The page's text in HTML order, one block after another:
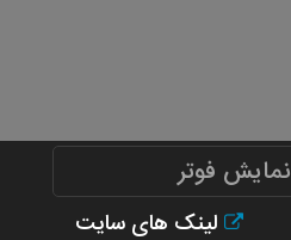
نمایش فوتر
لینک های سایت